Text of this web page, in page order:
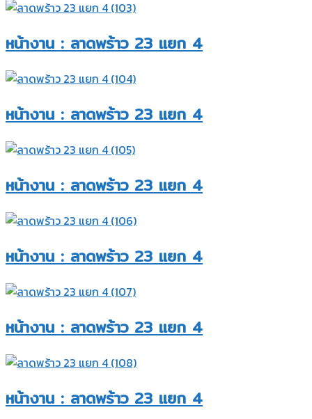
หน้างาน : ลาดพร้าว 23 แยก 4​
หน้างาน : ลาดพร้าว 23 แยก 4​
หน้างาน : ลาดพร้าว 23 แยก 4​
หน้างาน : ลาดพร้าว 23 แยก 4​
หน้างาน : ลาดพร้าว 23 แยก 4​
หน้างาน : ลาดพร้าว 23 แยก 4​